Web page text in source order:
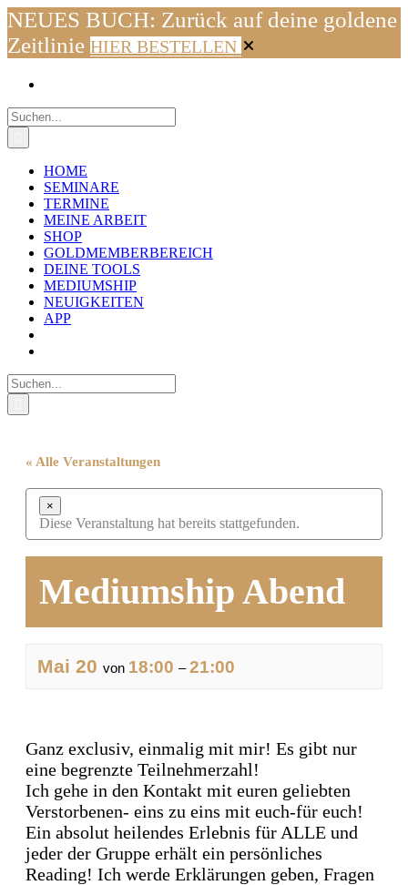
NEUES BUCH: Zurück auf deine goldene
Zeitlinie HIER BESTELLEN
Inhalt
Facebook
Instagram
YouTube
WhatsApp
Suche
nach:
HOME
SEMINARE
TERMINE
MEINE ARBEIT
SHOP
GOLDMEMBERBEREICH
DEINE TOOLS
MEDIUMSHIP
NEUIGKEITEN
APP
Suche
nach:
« Alle Veranstaltungen
×
Diese Veranstaltung hat bereits stattgefunden.
Mediumship Abend
Mai 20 von 18:00 –21:00
Ganz exclusiv, einmalig mit mir! Es gibt nur
eine begrenzte Teilnehmerzahl!
Ich gehe in den Kontakt mit euren geliebten
Verstorbenen- eins zu eins mit euch-für euch!
Ein absolut heilendes Erlebnis für ALLE und
jeder der Gruppe erhält ein persönliches
Reading! Ich werde Erklärungen geben, Fragen